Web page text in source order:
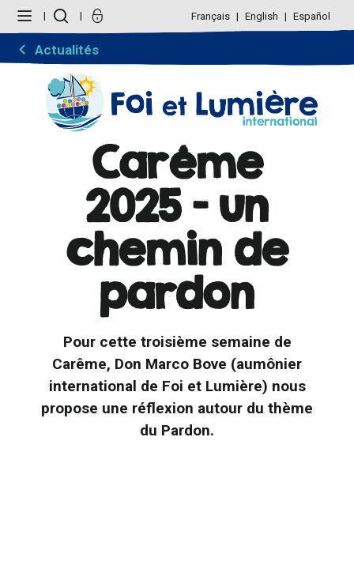
contenu.
navigation
personnels
Français English Español
Actualités
Carême
2025 - un
chemin de
pardon
Pour cette troisième semaine de
Carême, Don Marco Bove (aumônier
international de Foi et Lumière) nous
propose une réflexion autour du thème
du Pardon.